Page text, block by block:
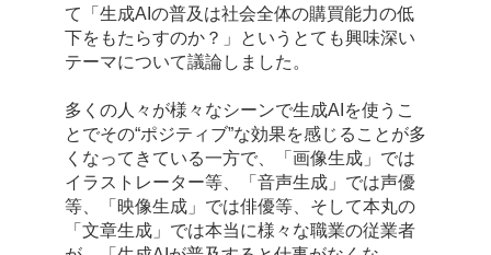
て「生成AIの普及は社会全体の購買能力の低
下をもたらすのか？」というとても興味深い
テーマについて議論しました。
多くの人々が様々なシーンで生成AIを使うこ
とでその“ポジティブ”な効果を感じることが多
くなってきている一方で、「画像生成」では
イラストレーター等、「音声生成」では声優
等、「映像生成」では俳優等、そして本丸の
「文章生成」では本当に様々な職業の従業者